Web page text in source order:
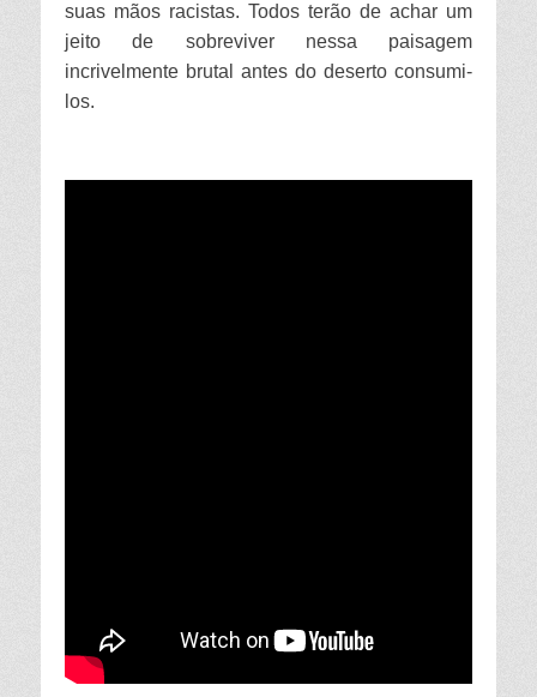
suas mãos racistas. Todos terão de achar um
jeito de sobreviver nessa paisagem
incrivelmente brutal antes do deserto consumi-
los.